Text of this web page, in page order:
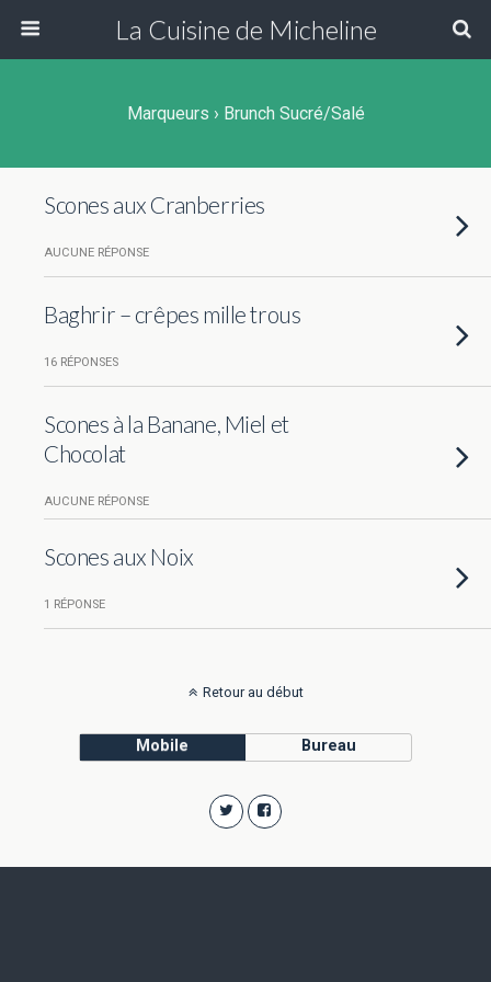
La Cuisine de Micheline
Marqueurs › Brunch Sucré/salé
Scones aux Cranberries
AUCUNE RÉPONSE
Baghrir – crêpes mille trous
16 RÉPONSES
Scones à la Banane, Miel et
Chocolat
AUCUNE RÉPONSE
Scones aux Noix
1 RÉPONSE
Retour au début
Mobile Bureau